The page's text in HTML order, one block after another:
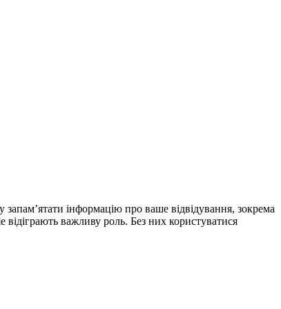
інформацію про ваше відвідування, зокрема
важливу роль. Без них користуватися